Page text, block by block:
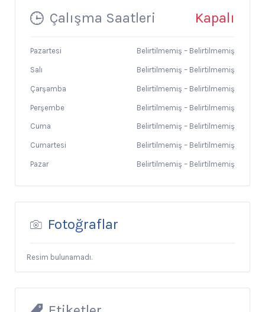
Çalışma Saatleri Kapalı
Pazartesi Belirtilmemiş – Belirtilmemiş
Salı Belirtilmemiş – Belirtilmemiş
Çarşamba Belirtilmemiş – Belirtilmemiş
Perşembe Belirtilmemiş – Belirtilmemiş
Cuma Belirtilmemiş – Belirtilmemiş
Cumartesi Belirtilmemiş – Belirtilmemiş
Pazar Belirtilmemiş – Belirtilmemiş
Fotoğraflar
Resim bulunamadı.